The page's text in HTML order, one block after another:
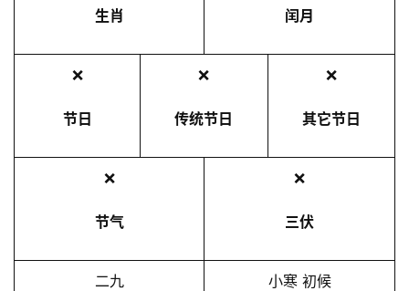
生肖 闰月
❌
节日
❌
传统节日
❌
其它节日
❌
节气
❌
三伏
二九 小寒 初候